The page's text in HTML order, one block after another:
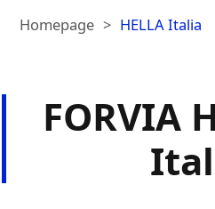
Homepage HELLA Italia
FORVIA